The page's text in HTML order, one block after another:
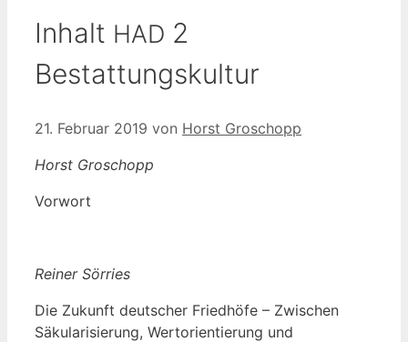
Inhalt HAD 2
Bestattungskultur
21. Februar 2019 von Horst Groschopp
Horst Gro­schopp
Vor­wort
Rei­ner Sörries
Die Zukunft deut­scher Fried­hö­fe – Zwi­schen
Säku­la­ri­sie­rung, Wert­ori­en­tie­rung und